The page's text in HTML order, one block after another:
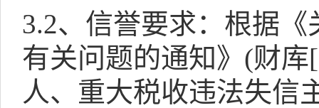
3.2、信誉要求：根据
有关问题的通知》 (财库
人、重大税收违法失信